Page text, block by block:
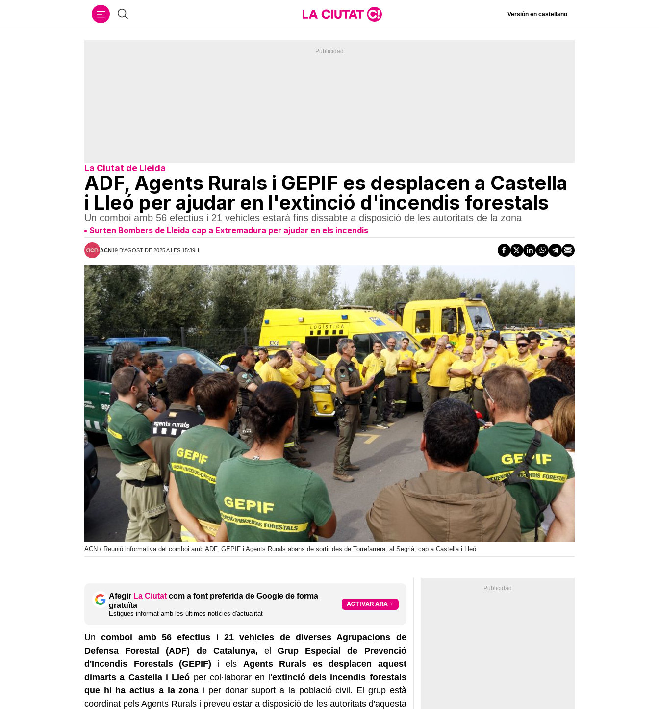
Cercar Versión en castellano
La Ciutat de Lleida
ADF, Agents Rurals i GEPIF es desplacen a Castella
i Lleó per ajudar en l'extinció d'incendis forestals
Un comboi amb 56 efectius i 21 vehicles estarà fins dissabte a disposició de les autoritats de la zona
Surten Bombers de Lleida cap a Extremadura per ajudar en els incendis
ACN19 D'AGOST DE 2025 A LES 15:39H
ACN / Reunió informativa del comboi amb ADF, GEPIF i Agents Rurals abans de sortir des de Torrefarrera, al Segrià, cap a Castella i Lleó
Afegir La Ciutat com a font preferida de Google de forma
gratuïta
Estigues informat amb les últimes notícies d'actualitat
ACTIVAR ARA
Un comboi amb 56 efectius i 21 vehicles de diverses Agrupacions de
Defensa Forestal (ADF) de Catalunya, elGrup Especial de Prevenció
d'Incendis Forestals (GEPIF) i els Agents Rurals es desplacen aquest
dimarts a Castella i Lleó per col·laborar en l'extinció dels incendis forestals
que hi ha actius a la zona i per donar suport a la població civil. El grup està
coordinat pels Agents Rurals i preveu estar a disposició de les autoritats d'aquesta